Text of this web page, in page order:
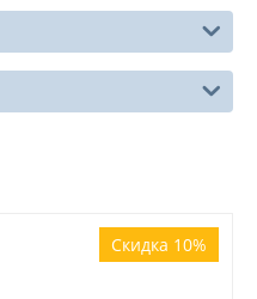
Скидка 10%